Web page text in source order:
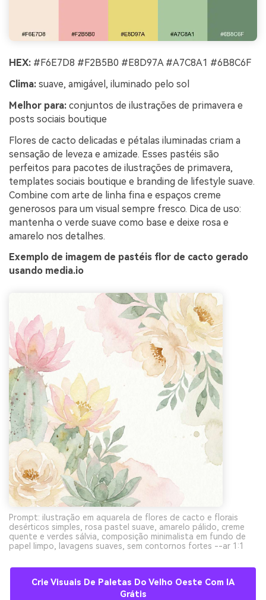
HEX: #F6E7D8 #F2B5B0 #E8D97A #A7C8A1 #6B8C6F
Clima: suave, amigável, iluminado pelo sol
Melhor para: conjuntos de ilustrações de primavera e
posts sociais boutique
Flores de cacto delicadas e pétalas iluminadas criam a
sensação de leveza e amizade. Esses pastéis são
perfeitos para pacotes de ilustrações de primavera,
templates sociais boutique e branding de lifestyle suave.
Combine com arte de linha fina e espaços creme
generosos para um visual sempre fresco. Dica de uso:
mantenha o verde suave como base e deixe rosa e
amarelo nos detalhes.
Exemplo de imagem de pastéis flor de cacto gerado
usando media.io
Prompt: ilustração em aquarela de flores de cacto e florais
desérticos simples, rosa pastel suave, amarelo pálido, creme
quente e verdes sálvia, composição minimalista em fundo de
papel limpo, lavagens suaves, sem contornos fortes --ar 1:1
Crie Visuais De Paletas Do Velho Oeste Com IA
Grátis